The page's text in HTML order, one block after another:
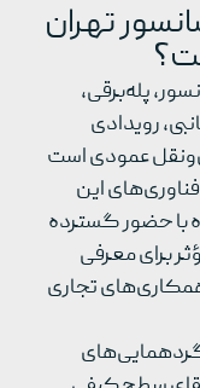
تهران
پله‌برقی،
رویدادی
عمودی است
فناوری‌های این
با حضور گسترده
برای معرفی
تجاری
گردهمایی‌های